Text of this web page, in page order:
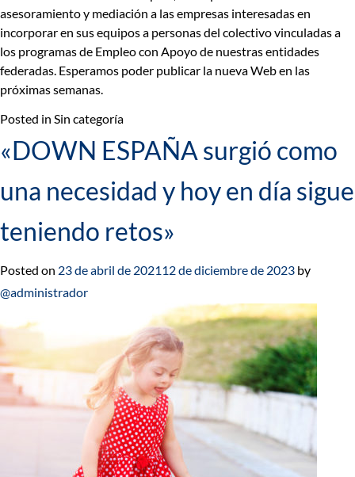
asesoramiento y mediación a las empresas interesadas en
incorporar en sus equipos a personas del colectivo vinculadas a
los programas de Empleo con Apoyo de nuestras entidades
federadas. Esperamos poder publicar la nueva Web en las
próximas semanas.
Posted in Sin categoría
«DOWN ESPAÑA surgió como
una necesidad y hoy en día sigue
teniendo retos»
Posted on 23 de abril de 202112 de diciembre de 2023 by
@administrador